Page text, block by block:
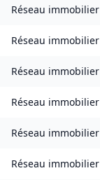
Réseau immobilier
Réseau immobilier
Réseau immobilier
Réseau immobilier
Réseau immobilier
Réseau immobilier